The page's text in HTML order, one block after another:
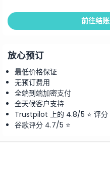
前往结账
放心预订
最低价格保证
无预订费用
全端到端加密支付
全天候客户支持
Trustpilot 上的 4.8/5 ⭐ 评分
谷歌评分 4.7/5 ⭐